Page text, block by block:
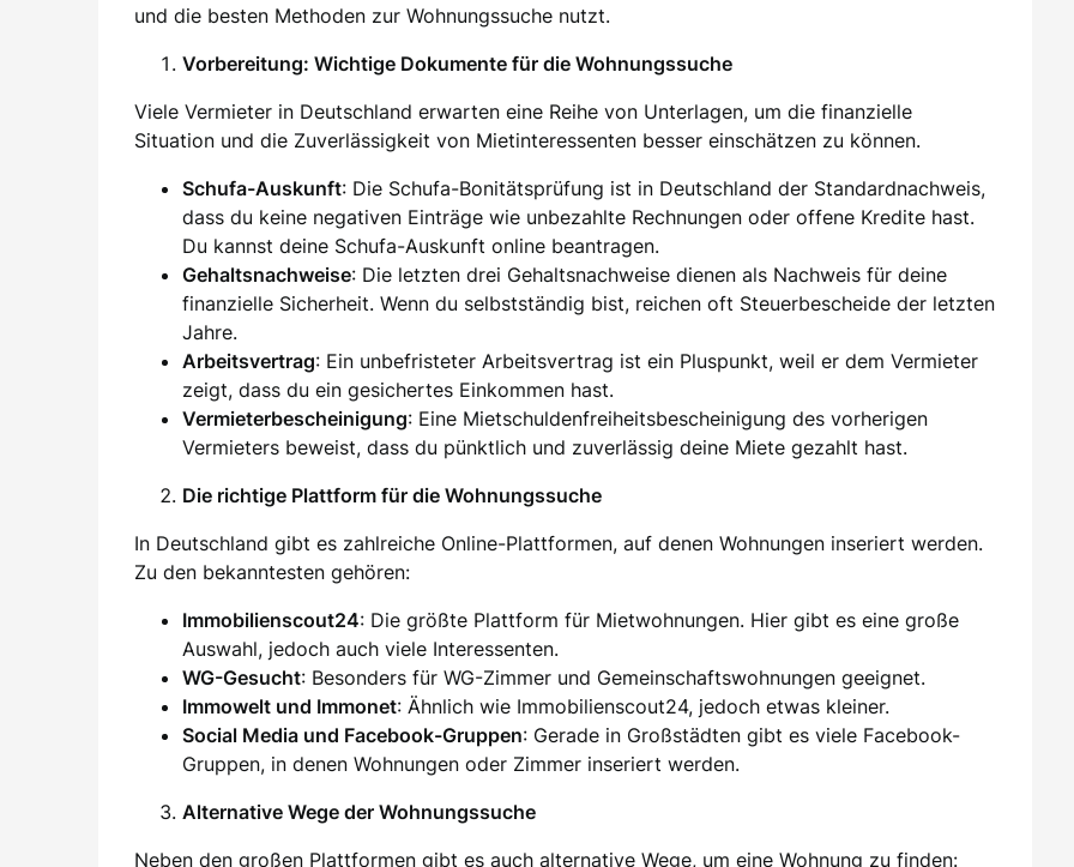
und die besten Methoden zur Wohnungssuche nutzt.
Vorbereitung: Wichtige Dokumente für die Wohnungssuche
Viele Vermieter in Deutschland erwarten eine Reihe von Unterlagen, um die finanzielle
Situation und die Zuverlässigkeit von Mietinteressenten besser einschätzen zu können.
Schufa-Auskunft: Die Schufa-Bonitätsprüfung ist in Deutschland der Standardnachweis,
dass du keine negativen Einträge wie unbezahlte Rechnungen oder offene Kredite hast.
Du kannst deine Schufa-Auskunft online beantragen.
Gehaltsnachweise: Die letzten drei Gehaltsnachweise dienen als Nachweis für deine
finanzielle Sicherheit. Wenn du selbstständig bist, reichen oft Steuerbescheide der letzten
Jahre.
Arbeitsvertrag: Ein unbefristeter Arbeitsvertrag ist ein Pluspunkt, weil er dem Vermieter
zeigt, dass du ein gesichertes Einkommen hast.
Vermieterbescheinigung: Eine Mietschuldenfreiheitsbescheinigung des vorherigen
Vermieters beweist, dass du pünktlich und zuverlässig deine Miete gezahlt hast.
Die richtige Plattform für die Wohnungssuche
In Deutschland gibt es zahlreiche Online-Plattformen, auf denen Wohnungen inseriert werden.
Zu den bekanntesten gehören:
Immobilienscout24: Die größte Plattform für Mietwohnungen. Hier gibt es eine große
Auswahl, jedoch auch viele Interessenten.
WG-Gesucht: Besonders für WG-Zimmer und Gemeinschaftswohnungen geeignet.
Immowelt und Immonet: Ähnlich wie Immobilienscout24, jedoch etwas kleiner.
Social Media und Facebook-Gruppen: Gerade in Großstädten gibt es viele Facebook-
Gruppen, in denen Wohnungen oder Zimmer inseriert werden.
Alternative Wege der Wohnungssuche
Neben den großen Plattformen gibt es auch alternative Wege, um eine Wohnung zu finden: